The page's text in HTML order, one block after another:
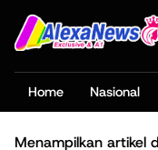
Home Nasional
Menampilkan artikel